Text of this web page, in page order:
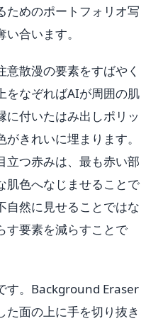
めのポートフォリオ写
合います。
散漫の要素をすばやく
をなぞればAIが周囲の肌
に付いたはみ出しポリッ
きれいに埋まります。
立つ赤みは、最も赤い部
肌色へなじませることで
自然に見せることではな
す要素を減らすことで
す。Background Eraser
た面の上に手を切り抜き